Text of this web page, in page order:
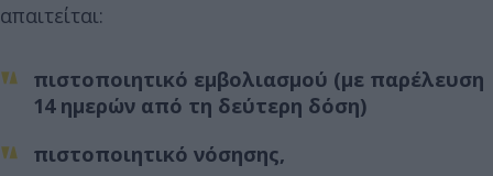
απαιτείται:
πιστοποιητικό εμβολιασμού (με παρέλευση
14 ημερών από τη δεύτερη δόση)
πιστοποιητικό νόσησης,